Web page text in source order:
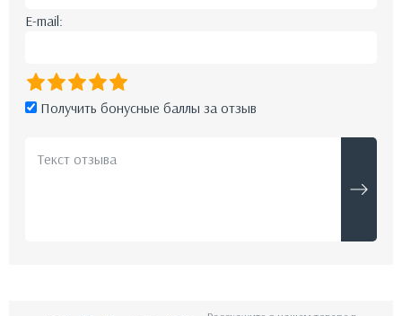
E-mail:
Получить бонусные баллы за отзыв